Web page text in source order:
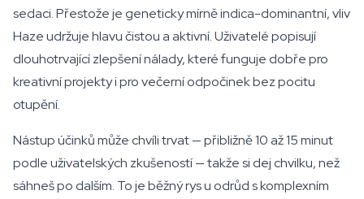
sedaci. Přestože je geneticky mírně indica-dominantní, vliv
Haze udržuje hlavu čistou a aktivní. Uživatelé popisují
dlouhotrvající zlepšení nálady, které funguje dobře pro
kreativní projekty i pro večerní odpočinek bez pocitu
otupění.
Nástup účinků může chvíli trvat — přibližně 10 až 15 minut
podle uživatelských zkušeností — takže si dej chvilku, než
sáhneš po dalším. To je běžný rys u odrůd s komplexním